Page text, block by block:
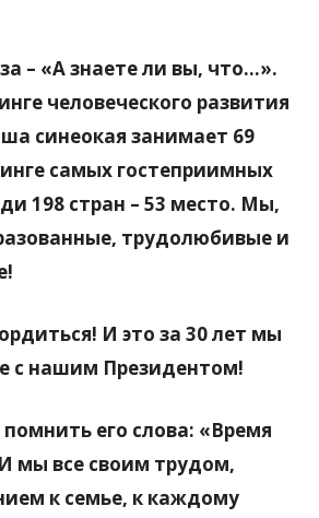
– «А знаете ли вы, что…».
человеческого развития
синеокая занимает 69
самых гостеприимных
198 стран – 53 место. Мы,
трудолюбивые и
И это за 30 лет мы
с нашим Президентом!
его слова: «Время
мы все своим трудом,
к семье, к каждому